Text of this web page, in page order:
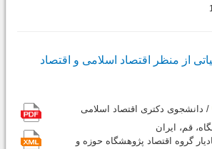
از منظر اقتصاد اسلامی و اقتصاد
/ دانشجوی دکتری اقتصاد اسلامی
قم، ایران
گروه اقتصاد پژوهشگاه حوزه و